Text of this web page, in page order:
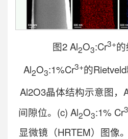
图2Al2O3:Cr3+
Al2O3:1%Cr3+的
Al2O3晶体结构示意图，
间隙位。(c) Al2O3:1% Cr
显微镜（HRTEM）图像